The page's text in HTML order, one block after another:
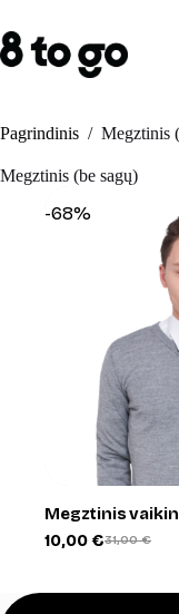
to
content
Pagrindinis / Megztinis
Megztinis (be sagų)
-68%
Megztinis
31,00€
Original
10,00€Current